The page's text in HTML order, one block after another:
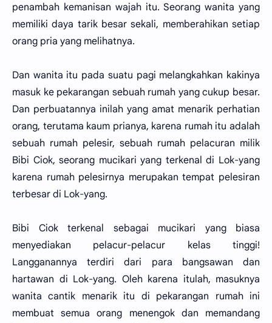
penambah kemanisan wajah itu. Seorang wanita yang
memiliki daya tarik besar sekali, memberahikan setiap
orang pria yang melihatnya.
Dan wanita itu pada suatu pagi melangkahkan kakinya
masuk ke pekarangan sebuah rumah yang cukup besar.
Dan perbuatannya inilah yang amat menarik perhatian
orang, terutama kaum prianya, karena rumah itu adalah
sebuah rumah pelesir, sebuah rumah pelacuran milik
Bibi Ciok, seorang mucikari yang terkenal di Lok-yang
karena rumah pelesirnya merupakan tempat pelesiran
terbesar di Lok-yang.
Bibi Ciok terkenal sebagai mucikari yang biasa
menyediakan pelacur-pelacur kelas tinggi!
Langganannya terdiri dari para bangsawan dan
hartawan di Lok-yang. Oleh karena itulah, masuknya
wanita cantik menarik itu di pekarangan rumah ini
membuat semua orang menengok dan memandang